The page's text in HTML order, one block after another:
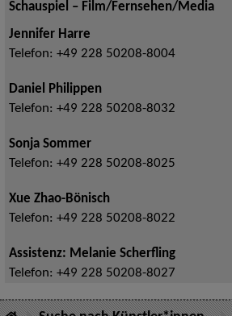
Schauspiel – Film/Fernsehen/Media
Jennifer Harre
Telefon: +49 228 50208-8004
Daniel Philippen
Telefon: +49 228 50208-8032
Sonja Sommer
Telefon: +49 228 50208-8025
Xue Zhao-Bönisch
Telefon: +49 228 50208-8022
Assistenz: Melanie Scherfling
Telefon: +49 228 50208-8027